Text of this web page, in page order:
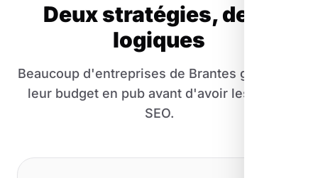
Deux stratégies, deux
logiques
Beaucoup d'entreprises de Brantes gaspillent
leur budget en pub avant d'avoir les bases
SEO.